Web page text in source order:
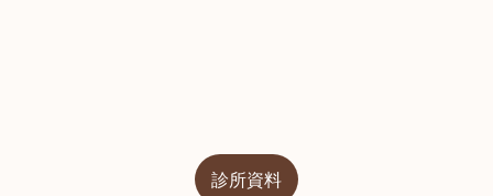
診所資料